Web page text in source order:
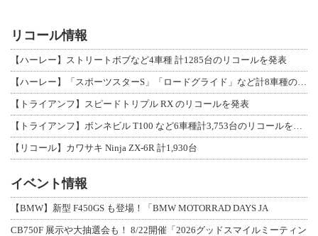
リコール情報
【ハーレー】ストリートボブなど4車種 計1285台のリコールを発表
【トライアンフ】スピードトリプル RX のリコールを発表
【リコール】カワサキ Ninja ZX-6R 計1,930台
イベント情報
【BMW】新型 F450GS も登場！「BMW MOTORRAD DAYS JA
CB750F 展示や大抽選会も！ 8/22開催「2026グッドスマイルミーティン